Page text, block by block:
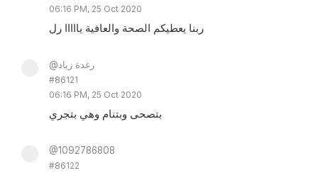
06:16 PM, 25 Oct 2020
ربنا يعطيكم الصحة والعافية يااااا رل
@رغدة زياد
#86121
06:16 PM, 25 Oct 2020
بتصحى وبتنام وهي بتجري
@1092786808
#86122